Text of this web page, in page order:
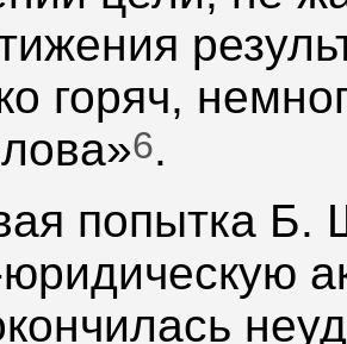
горяч,
6.
попытка Б.